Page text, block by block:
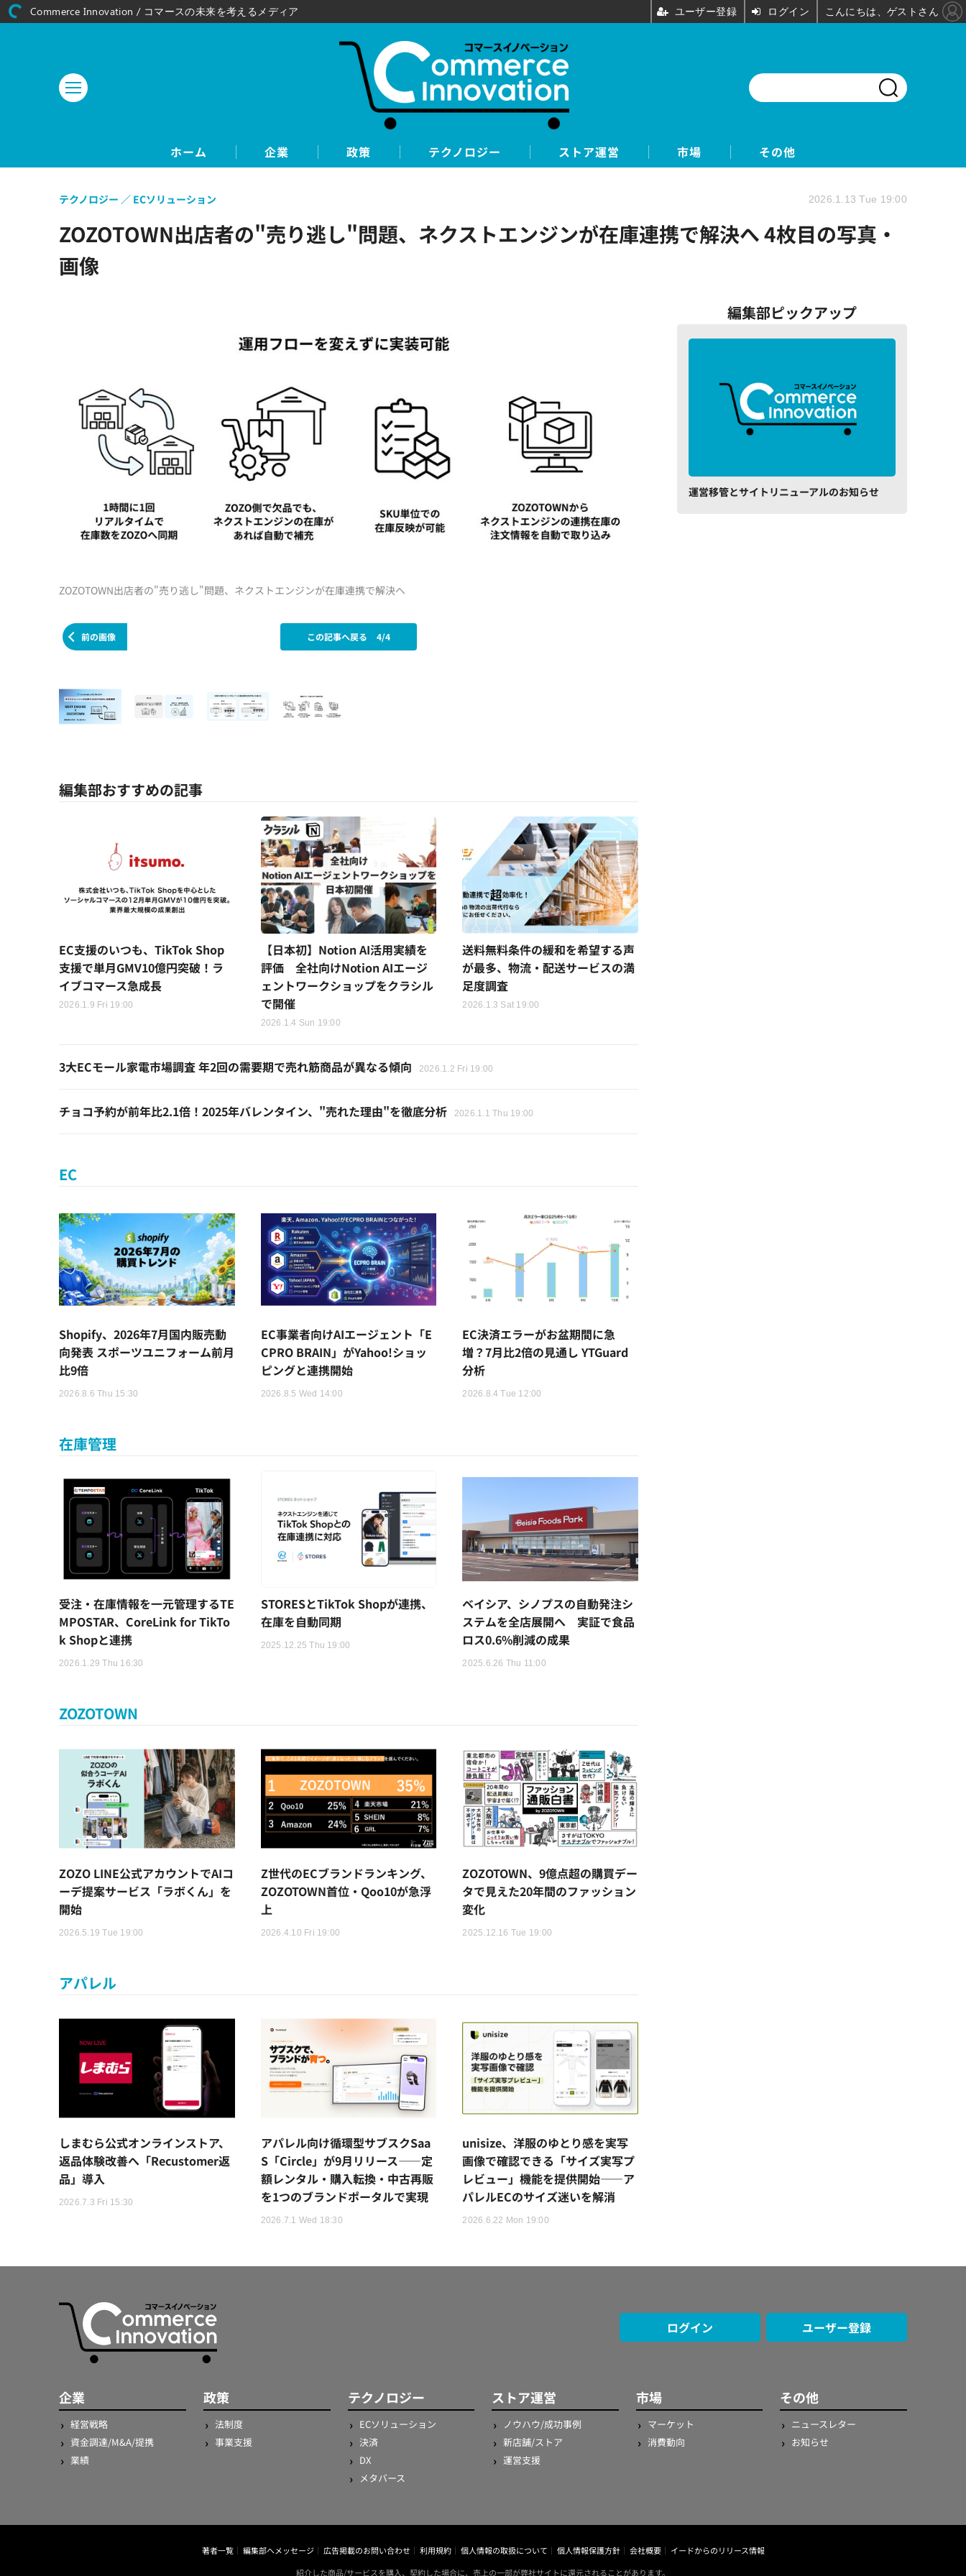
ホーム 企業 政策 テクノロジー ストア運営 市場 その他
ZOZOTOWN出店者の"売り逃し"問題、ネクストエンジンが在庫連携で解決へ 4枚目の写真・
画像
テクノロジー ECソリューション 2026.1.13 Tue 19:00
ZOZOTOWN出店者の"売り逃し"問題、ネクストエンジンが在庫連携で解決へ
前の画像 この記事へ戻る 4/4
編集部おすすめの記事
EC支援のいつも、TikTok Shop
支援で単月GMV10億円突破！ラ
イブコマース急成長
2026.1.9 Fri 19:00
【日本初】Notion AI活用実績を
評価 全社向けNotion AIエージ
ェントワークショップをクラシル
で開催
2026.1.4 Sun 19:00
送料無料条件の緩和を希望する声
が最多、物流・配送サービスの満
足度調査
2026.1.3 Sat 19:00
3大ECモール家電市場調査 年2回の需要期で売れ筋商品が異なる傾向 2026.1.2 Fri 19:00
チョコ予約が前年比2.1倍！2025年バレンタイン、"売れた理由"を徹底分析 2026.1.1 Thu 19:00
EC
Shopify、2026年7月国内販売動
向発表 スポーツユニフォーム前月
比9倍
2026.8.6 Thu 15:30
EC事業者向けAIエージェント「E
CPRO BRAIN」がYahoo!ショッ
ピングと連携開始
2026.8.5 Wed 14:00
EC決済エラーがお盆期間に急
増？7月比2倍の見通し YTGuard
分析
2026.8.4 Tue 12:00
在庫管理
受注・在庫情報を一元管理するTE
MPOSTAR、CoreLink for TikTo
k Shopと連携
2026.1.29 Thu 16:30
STORESとTikTok Shopが連携、
在庫を自動同期
2025.12.25 Thu 19:00
ベイシア、シノプスの自動発注シ
ステムを全店展開へ 実証で食品
ロス0.6%削減の成果
2025.6.26 Thu 11:00
ZOZOTOWN
ZOZO LINE公式アカウントでAIコ
ーデ提案サービス「ラボくん」を
開始
2026.5.19 Tue 19:00
Z世代のECブランドランキング、
ZOZOTOWN首位・Qoo10が急浮
上
2026.4.10 Fri 19:00
ZOZOTOWN、9億点超の購買デー
タで見えた20年間のファッション
変化
2025.12.16 Tue 19:00
アパレル
しまむら公式オンラインストア、
返品体験改善へ「Recustomer返
品」導入
2026.7.3 Fri 15:30
アパレル向け循環型サブスクSaa
S「Circle」が9月リリース——定
額レンタル・購入転換・中古再販
を1つのブランドポータルで実現
2026.7.1 Wed 18:30
unisize、洋服のゆとり感を実写
画像で確認できる「サイズ実写プ
レビュー」機能を提供開始——ア
パレルECのサイズ迷いを解消
2026.6.22 Mon 19:00
編集部ピックアップ
運営移管とサイトリニューアルのお知らせ
ログイン ユーザー登録
企業
経営戦略
資金調達/M&A/提携
業績
政策
法制度
事業支援
テクノロジー
ECソリューション
決済
DX
メタバース
ストア運営
ノウハウ/成功事例
新店舗/ストア
運営支援
市場
マーケット
消費動向
その他
ニュースレター
お知らせ
著者一覧 編集部へメッセージ 広告掲載のお問い合わせ 利用規約 個人情報の取扱について 個人情報保護方針 会社概要
イードからのリリース情報
紹介した商品/サービスを購入、契約した場合に、売上の一部が弊社サイトに還元されることがあります。
Commerce Innovation / コマースの未来を考えるメディア ユーザー登録 ログイン こんにちは、ゲストさん